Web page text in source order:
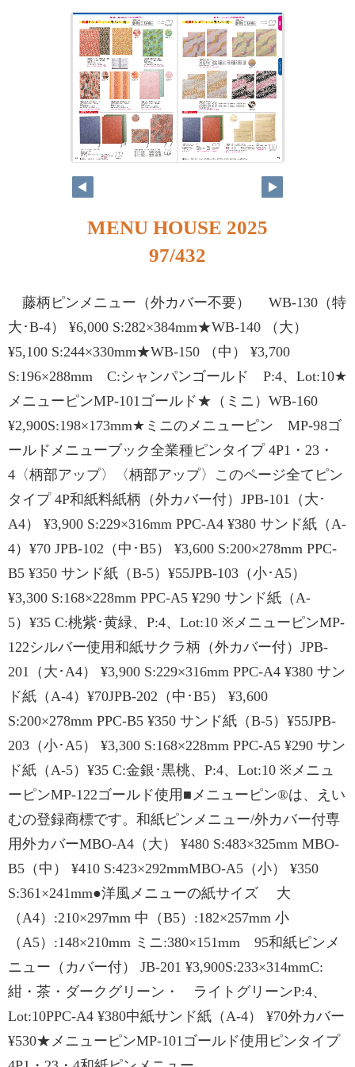
MENU HOUSE 2025
97/432
藤柄ピンメニュー（外カバー不要） WB-130（特
大･B-4） ¥6,000 S:282×384mm★WB-140 （大）
¥5,100 S:244×330mm★WB-150 （中） ¥3,700
S:196×288mm C:シャンパンゴールド P:4、Lot:10★
メニューピンMP-101ゴールド★（ミニ）WB-160
¥2,900S:198×173mm★ミニのメニューピン MP-98ゴ
ールドメニューブック全業種ピンタイプ 4P1・23・
4〈柄部アップ〉〈柄部アップ〉このページ全てピン
タイプ 4P和紙料紙柄（外カバー付）JPB-101（大･
A4） ¥3,900 S:229×316mm PPC-A4 ¥380 サンド紙（A-
4）¥70 JPB-102（中･B5） ¥3,600 S:200×278mm PPC-
B5 ¥350 サンド紙（B-5）¥55JPB-103（小･A5）
¥3,300 S:168×228mm PPC-A5 ¥290 サンド紙（A-
5）¥35 C:桃紫･黄緑、P:4、Lot:10 ※メニューピンMP-
122シルバー使用和紙サクラ柄（外カバー付）JPB-
201（大･A4） ¥3,900 S:229×316mm PPC-A4 ¥380 サン
ド紙（A-4）¥70JPB-202（中･B5） ¥3,600
S:200×278mm PPC-B5 ¥350 サンド紙（B-5）¥55JPB-
203（小･A5） ¥3,300 S:168×228mm PPC-A5 ¥290 サン
ド紙（A-5）¥35 C:金銀･黒桃、P:4、Lot:10 ※メニュ
ーピンMP-122ゴールド使用■メニューピン®は、えい
むの登録商標です。和紙ピンメニュー/外カバー付専
用外カバーMBO-A4（大） ¥480 S:483×325mm MBO-
B5（中） ¥410 S:423×292mmMBO-A5（小） ¥350
S:361×241mm●洋風メニューの紙サイズ 大
（A4）:210×297mm 中（B5）:182×257mm 小
（A5）:148×210mm ミニ:380×151mm 95和紙ピンメ
ニュー（カバー付） JB-201 ¥3,900S:233×314mmC:
紺・茶・ダークグリーン・ ライトグリーンP:4、
Lot:10PPC-A4 ¥380中紙サンド紙（A-4） ¥70外カバー
¥530★メニューピンMP-101ゴールド使用ピンタイプ